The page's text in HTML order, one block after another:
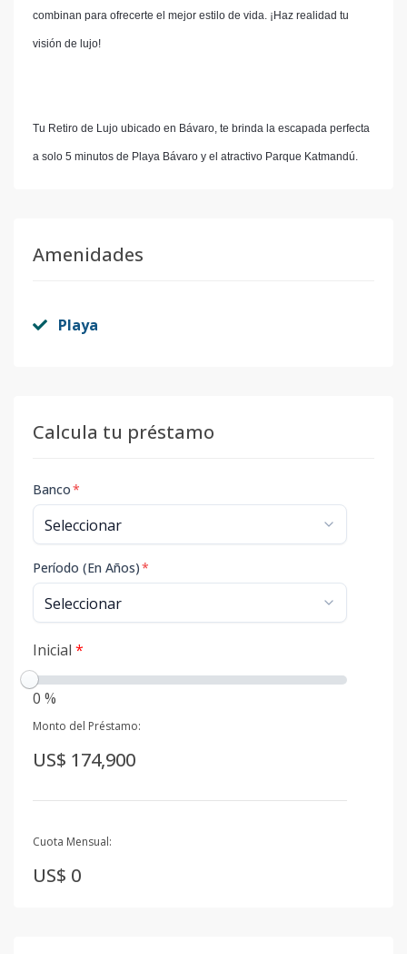
combinan para ofrecerte el mejor estilo de vida. ¡Haz realidad tu
visión de lujo!
Tu Retiro de Lujo ubicado en Bávaro, te brinda la escapada perfecta
a solo 5 minutos de Playa Bávaro y el atractivo Parque Katmandú.
Amenidades
Playa
Calcula tu préstamo
Banco*
Período (En Años)*
Inicial *
0 %
Monto del Préstamo:
US$ 174,900
Cuota Mensual:
US$ 0